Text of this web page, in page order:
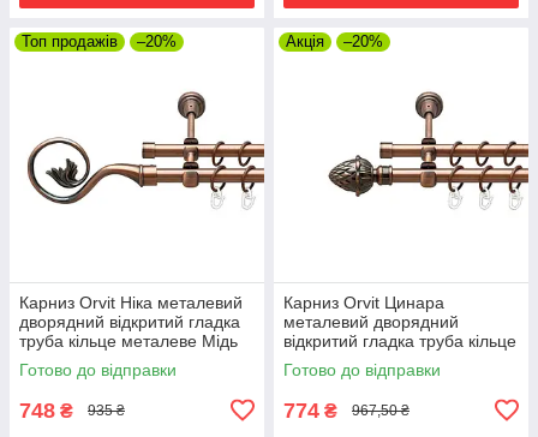
Топ продажів –20%
Карниз Orvit Ніка металевий
дворядний відкритий гладка
труба кільце металеве Мідь
16\16 мм 120 см (00-
00020672)
Готово до відправки
748 ₴ 935 ₴
Акція –20%
Карниз Orvit Цинара
металевий дворядний
відкритий гладка труба кільце
металеве Мідь 16\16 мм 120
см (00-00020770)
Готово до відправки
774 ₴ 967,50 ₴